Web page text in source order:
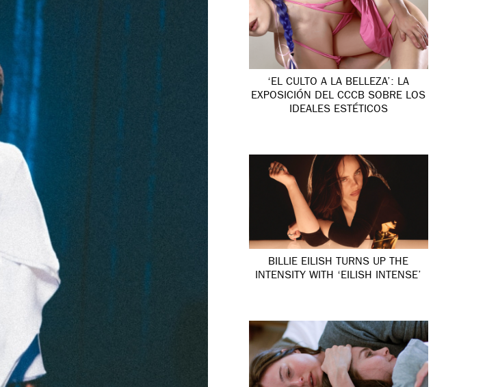
‘EL CULTO A LA BELLEZA’: LA
EXPOSICIÓN DEL CCCB SOBRE LOS
IDEALES ESTÉTICOS
BILLIE EILISH TURNS UP THE
INTENSITY WITH ‘EILISH INTENSE’